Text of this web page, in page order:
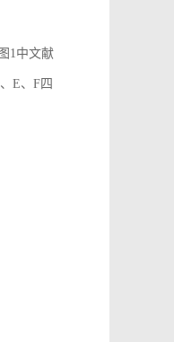
1中文献
E、F四